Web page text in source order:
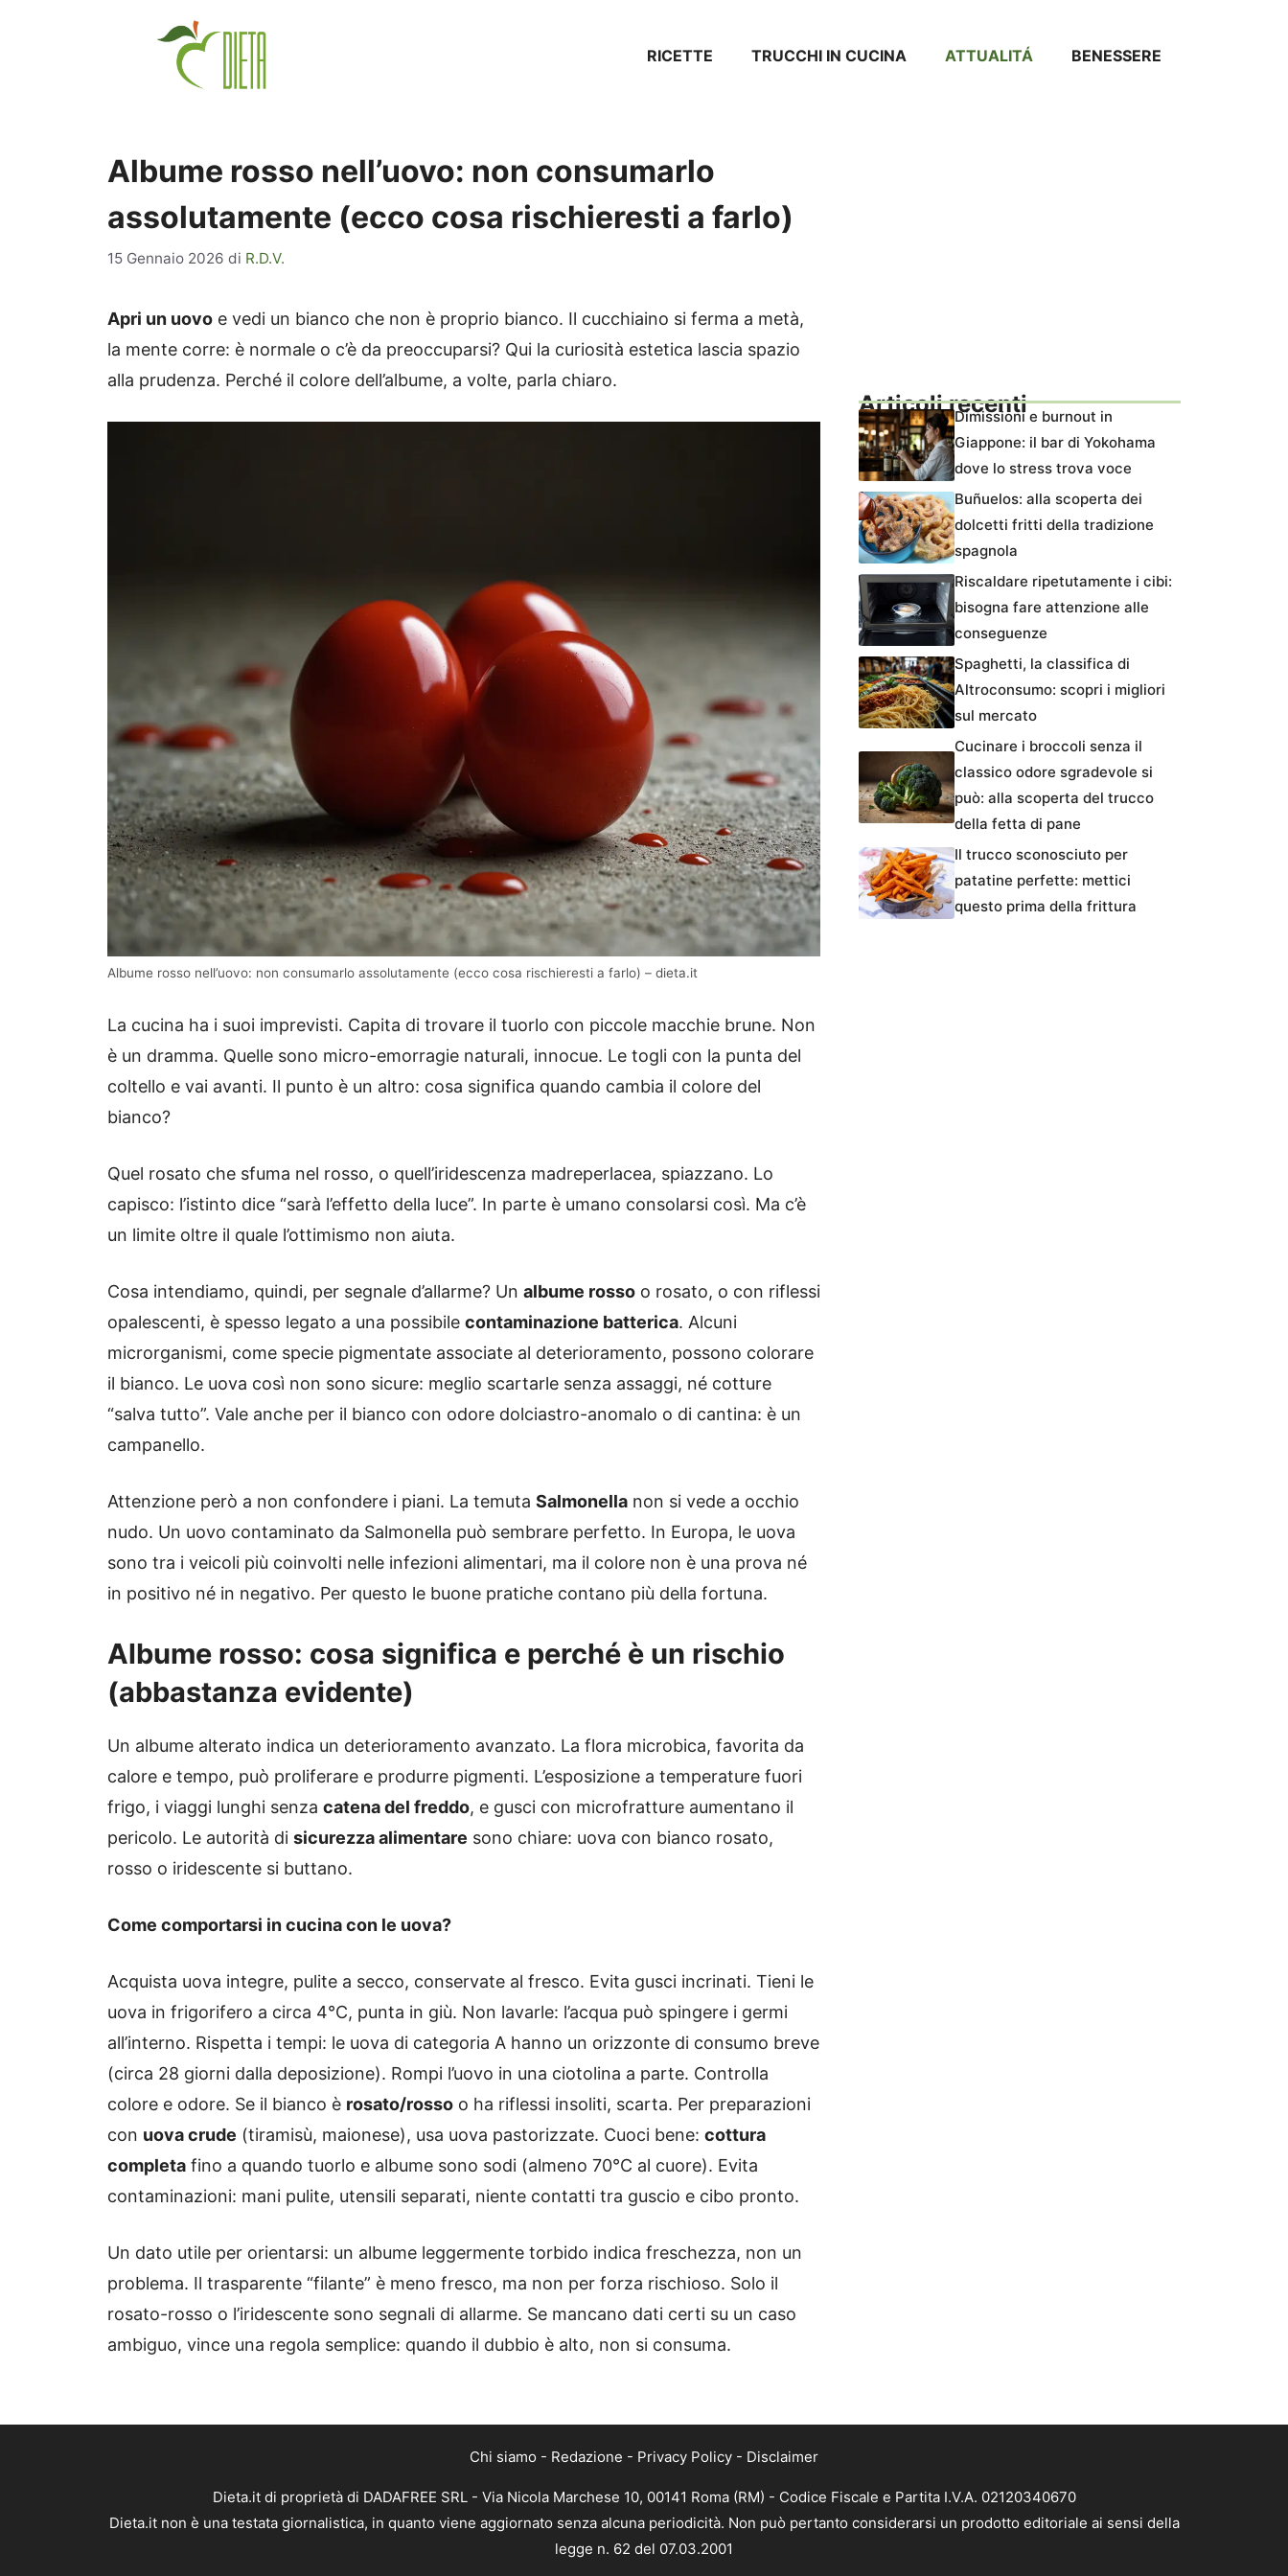
RICETTE TRUCCHI IN CUCINA ATTUALITÁ BENESSERE
Albume rosso nell’uovo: non consumarlo
assolutamente (ecco cosa rischieresti a farlo)
15 Gennaio 2026 di R.D.V.
Apri un uovo e vedi un bianco che non è proprio bianco. Il cucchiaino si ferma a metà,
la mente corre: è normale o c’è da preoccuparsi? Qui la curiosità estetica lascia spazio
alla prudenza. Perché il colore dell’albume, a volte, parla chiaro.
Albume rosso nell’uovo: non consumarlo assolutamente (ecco cosa rischieresti a farlo) – dieta.it
La cucina ha i suoi imprevisti. Capita di trovare il tuorlo con piccole macchie brune. Non
è un dramma. Quelle sono micro-emorragie naturali, innocue. Le togli con la punta del
coltello e vai avanti. Il punto è un altro: cosa significa quando cambia il colore del
bianco?
Quel rosato che sfuma nel rosso, o quell’iridescenza madreperlacea, spiazzano. Lo
capisco: l’istinto dice “sarà l’effetto della luce”. In parte è umano consolarsi così. Ma c’è
un limite oltre il quale l’ottimismo non aiuta.
Cosa intendiamo, quindi, per segnale d’allarme? Un albume rosso o rosato, o con riflessi
opalescenti, è spesso legato a una possibile contaminazione batterica. Alcuni
microrganismi, come specie pigmentate associate al deterioramento, possono colorare
il bianco. Le uova così non sono sicure: meglio scartarle senza assaggi, né cotture
“salva tutto”. Vale anche per il bianco con odore dolciastro-anomalo o di cantina: è un
campanello.
Attenzione però a non confondere i piani. La temuta Salmonella non si vede a occhio
nudo. Un uovo contaminato da Salmonella può sembrare perfetto. In Europa, le uova
sono tra i veicoli più coinvolti nelle infezioni alimentari, ma il colore non è una prova né
in positivo né in negativo. Per questo le buone pratiche contano più della fortuna.
Albume rosso: cosa significa e perché è un rischio
(abbastanza evidente)
Un albume alterato indica un deterioramento avanzato. La flora microbica, favorita da
calore e tempo, può proliferare e produrre pigmenti. L’esposizione a temperature fuori
frigo, i viaggi lunghi senza catena del freddo, e gusci con microfratture aumentano il
pericolo. Le autorità di sicurezza alimentare sono chiare: uova con bianco rosato,
rosso o iridescente si buttano.
Come comportarsi in cucina con le uova?
Acquista uova integre, pulite a secco, conservate al fresco. Evita gusci incrinati. Tieni le
uova in frigorifero a circa 4°C, punta in giù. Non lavarle: l’acqua può spingere i germi
all’interno. Rispetta i tempi: le uova di categoria A hanno un orizzonte di consumo breve
(circa 28 giorni dalla deposizione). Rompi l’uovo in una ciotolina a parte. Controlla
colore e odore. Se il bianco è rosato/rosso o ha riflessi insoliti, scarta. Per preparazioni
con uova crude (tiramisù, maionese), usa uova pastorizzate. Cuoci bene: cottura
completa fino a quando tuorlo e albume sono sodi (almeno 70°C al cuore). Evita
contaminazioni: mani pulite, utensili separati, niente contatti tra guscio e cibo pronto.
Un dato utile per orientarsi: un albume leggermente torbido indica freschezza, non un
problema. Il trasparente “filante” è meno fresco, ma non per forza rischioso. Solo il
rosato-rosso o l’iridescente sono segnali di allarme. Se mancano dati certi su un caso
ambiguo, vince una regola semplice: quando il dubbio è alto, non si consuma.
Articoli recentiDimissioni e burnout in
Giappone: il bar di Yokohama
dove lo stress trova voce
Buñuelos: alla scoperta dei
dolcetti fritti della tradizione
spagnola
Riscaldare ripetutamente i cibi:
bisogna fare attenzione alle
conseguenze
Spaghetti, la classifica di
Altroconsumo: scopri i migliori
sul mercato
Cucinare i broccoli senza il
classico odore sgradevole si
può: alla scoperta del trucco
della fetta di pane
Il trucco sconosciuto per
patatine perfette: mettici
questo prima della frittura
Chi siamo - Redazione - Privacy Policy - Disclaimer
Dieta.it di proprietà di DADAFREE SRL - Via Nicola Marchese 10, 00141 Roma (RM) - Codice Fiscale e Partita I.V.A. 02120340670
Dieta.it non è una testata giornalistica, in quanto viene aggiornato senza alcuna periodicità. Non può pertanto considerarsi un prodotto editoriale ai sensi della
legge n. 62 del 07.03.2001